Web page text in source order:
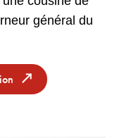
général du